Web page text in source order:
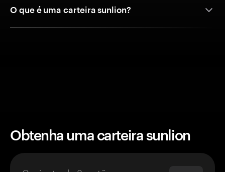
O que é uma carteira sunlion?
Obtenha uma carteira sunlion